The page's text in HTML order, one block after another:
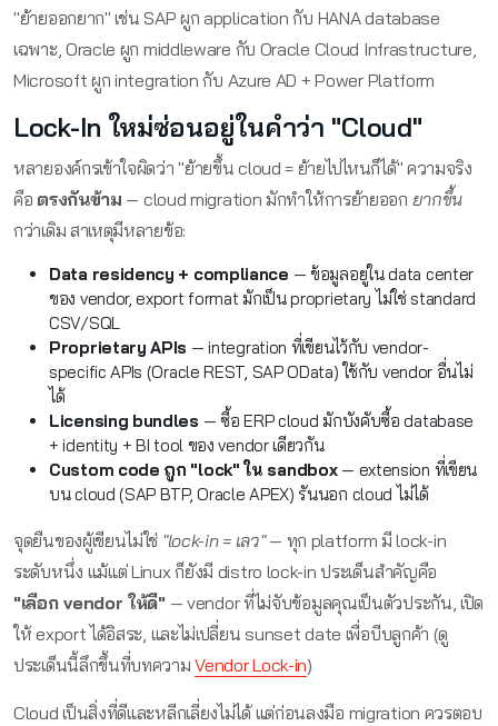
"ย้ายออกยาก" เช่น SAP ผูก application กับ HANA database
เฉพาะ, Oracle ผูก middleware กับ Oracle Cloud Infrastructure,
Microsoft ผูก integration กับ Azure AD + Power Platform
Lock-In ใหม่ซ่อนอยู่ในคำว่า "Cloud"
หลายองค์กรเข้าใจผิดว่า "ย้ายขึ้น cloud = ย้ายไปไหนก็ได้" ความจริง
คือ ตรงกันข้าม — cloud migration มักทำให้การย้ายออก ยากขึ้น
กว่าเดิม สาเหตุมีหลายข้อ:
Data residency + compliance — ข้อมูลอยู่ใน data center
ของ vendor, export format มักเป็น proprietary ไม่ใช่ standard
CSV/SQL
Proprietary APIs — integration ที่เขียนไว้กับ vendor-
specific APIs (Oracle REST, SAP OData) ใช้กับ vendor อื่นไม่
ได้
Licensing bundles — ซื้อ ERP cloud มักบังคับซื้อ database
+ identity + BI tool ของ vendor เดียวกัน
Custom code ถูก "lock" ใน sandbox— extension ที่เขียน
บน cloud (SAP BTP, Oracle APEX) รันนอก cloud ไม่ได้
จุดยืนของผู้เขียนไม่ใช่ "lock-in = เลว"— ทุก platform มี lock-in
ระดับหนึ่ง แม้แต่ Linux ก็ยังมี distro lock-in ประเด็นสำคัญคือ
"เลือก vendor ให้ดี"— vendor ที่ไม่จับข้อมูลคุณเป็นตัวประกัน, เปิด
ให้ export ได้อิสระ, และไม่เปลี่ยน sunset date เพื่อบีบลูกค้า (ดู
ประเด็นนี้ลึกขึ้นที่บทความVendor Lock-in)
Cloud เป็นสิ่งที่ดีและหลีกเลี่ยงไม่ได้ แต่ก่อนลงมือ migration ควรตอบ